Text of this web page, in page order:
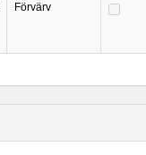
Förvärv